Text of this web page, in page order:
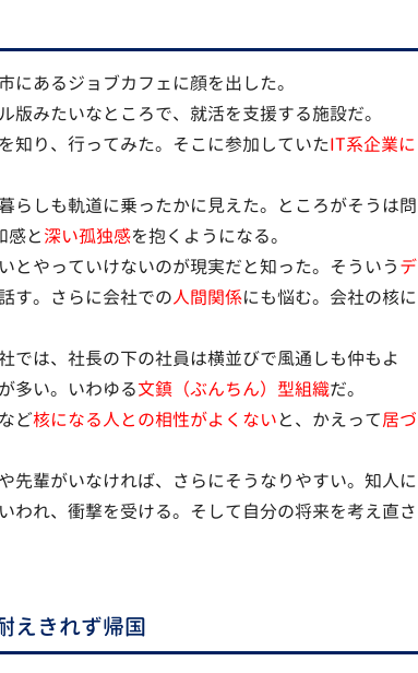
にあるジョブカフェに顔を出した。
みたいなところで、就活を支援する施設だ。
知り、行ってみた。そこに参加していたIT系企業に
らしも軌道に乗ったかに見えた。ところがそうは問
感と深い孤独感を抱くようになる。
とやっていけないのが現実だと知った。そういうデ
す。さらに会社での人間関係にも悩む。会社の核に
では、社長の下の社員は横並びで風通しも仲もよ
多い。いわゆる文鎮（ぶんちん）型組織だ。
ど核になる人との相性がよくないと、かえって居づ
先輩がいなければ、さらにそうなりやすい。知人に
われ、衝撃を受ける。そして自分の将来を考え直さ
えきれず帰国